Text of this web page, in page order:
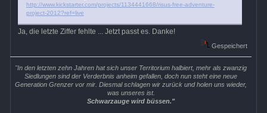
http://www.kickstarter.com/projects/1134441668/risus-free-adventure-
project-2012?ref=live
Ja, die letzte Ziffer fehlte ... Jetzt passt es. Danke!
Gespeichert
"In den letzten zehn Jahren hat sich unser Territorium halbiert, mehr als zwanzig
Siedlungen sind der Verderbnis anheim gefallen, doch nun steht eine neue
Generation Grenzer vor mir. Diesmal schlagen wir zurück und holen uns wieder,
was unseres ist.
Schwarzauge wird büssen."